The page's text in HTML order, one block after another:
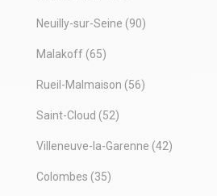
Neuilly-sur-Seine (90)
Malakoff (65)
Rueil-Malmaison (56)
Saint-Cloud (52)
Villeneuve-la-Garenne (42)
Colombes (35)